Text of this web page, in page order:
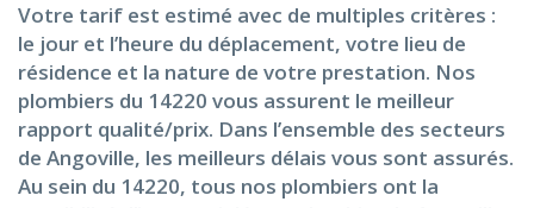
Votre tarif est estimé avec de multiples critères :
le jour et l’heure du déplacement, votre lieu de
résidence et la nature de votre prestation. Nos
plombiers du 14220 vous assurent le meilleur
rapport qualité/prix. Dans l’ensemble des secteurs
de Angoville, les meilleurs délais vous sont assurés.
Au sein du 14220, tous nos plombiers ont la